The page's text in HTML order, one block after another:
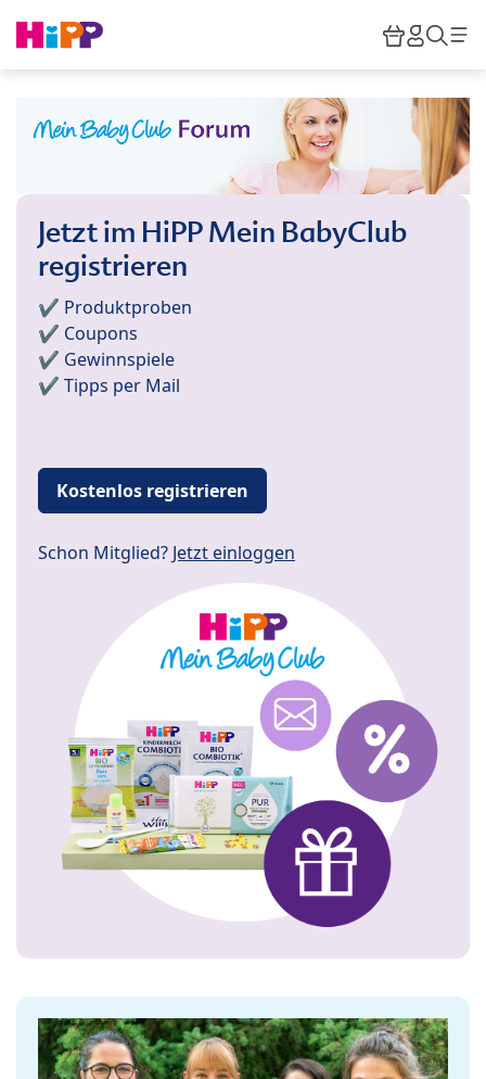
HiPP
Jetzt im HiPP Mein BabyClub
registrieren
✔️ Produktproben
✔️ Coupons
✔️ Gewinnspiele
✔️ Tipps per Mail
Kostenlos registrieren
Schon Mitglied? Jetzt einloggen